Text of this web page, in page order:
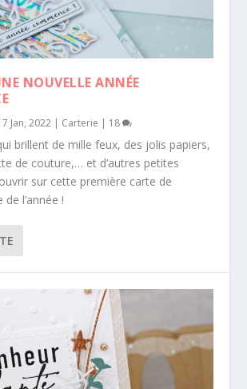
NOUVELLE ANNÉE
Jan, 2022 | Carterie | 18
brillent de mille feux, des jolis papiers,
de couture,… et d’autres petites
sur cette première carte de
l’année !